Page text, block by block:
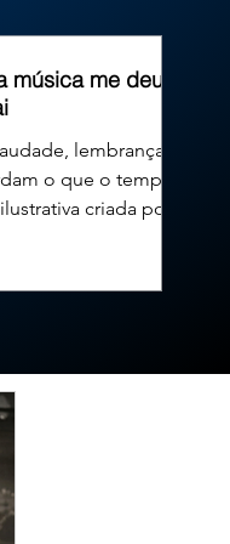
R$ 1.816.000,00
me deu um
lembranças e
o que o tempo